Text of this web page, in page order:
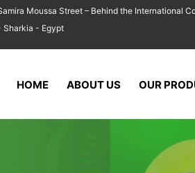
Moussa Street – Behind the International
Sharkia - Egypt
HOME ABOUT US OUR